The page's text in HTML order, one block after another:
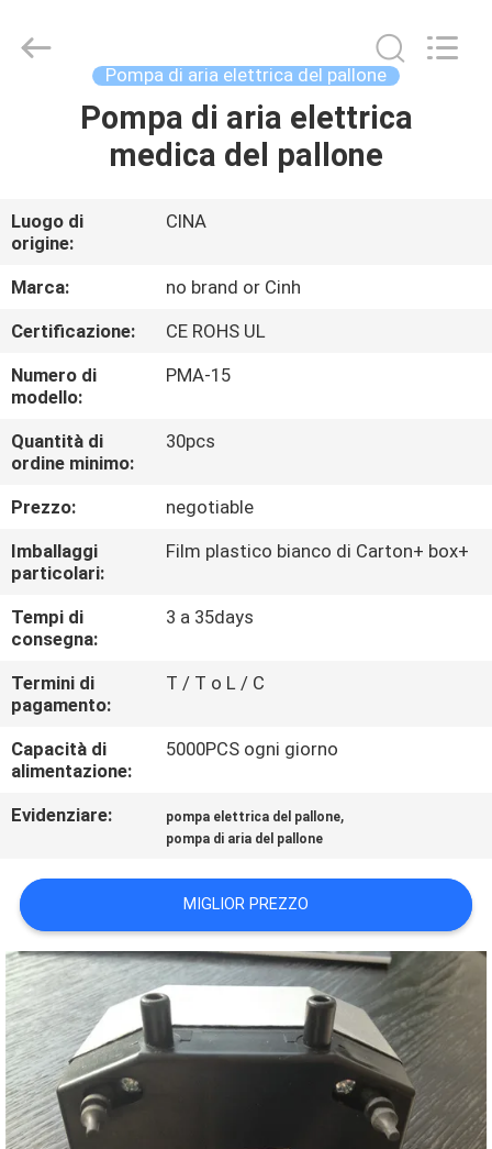
CIRCA
NOI
GIRO
DELLA
FABBRICA
CONTROLLO
DI
QUALITÀ
CONTATTICI
NOTIZIE
DEL
SITO
PRIVACY
POLICY
group
co.,limited.
Pompa di aria elettrica del pallone
Pompa di aria elettrica
medica del pallone
Luogo di
origine:
CINA
Marca:
no brand or Cinh
Certificazione:
CE ROHS UL
Numero di
modello:
PMA-15
Quantità di
ordine minimo:
30pcs
Prezzo:
negotiable
Imballaggi
particolari:
Film plastico bianco di Carton+ box+
Tempi di
consegna:
3 a 35days
Termini di
pagamento:
T / T o L / C
Capacità di
alimentazione:
5000PCS ogni giorno
Evidenziare: pompa elettrica del pallone,
pompa di aria del pallone
MIGLIOR PREZZO